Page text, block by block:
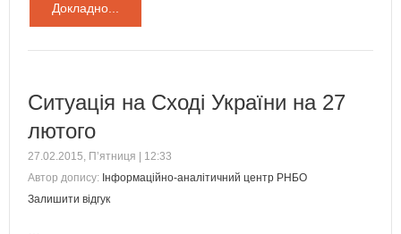
Докладно...
Ситуація на Сході України на 27
лютого
27.02.2015, П’ятниця | 12:33
Автор допису: Інформаційно-аналітичний центр РНБО
Залишити відгук